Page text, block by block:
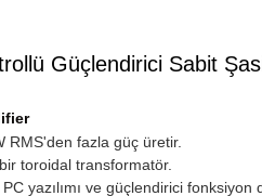
Güçlendirici Sabit
RMS'den fazla güç üretir.
toroidal transformatör.
yazılımı ve güçlendirici fonksiyon